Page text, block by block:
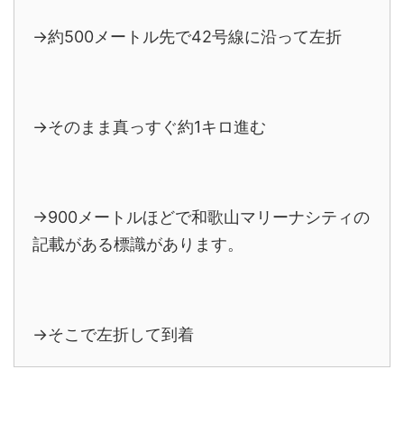
→約500メートル先で42号線に沿って左折
→そのまま真っすぐ約1キロ進む
→900メートルほどで和歌山マリーナシティの
記載がある標識があります。
→そこで左折して到着